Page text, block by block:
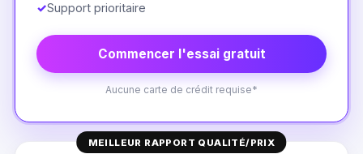
✓Support prioritaire
Commencer l'essai gratuit
Aucune carte de crédit requise*
MEILLEUR RAPPORT QUALITÉ/PRIX